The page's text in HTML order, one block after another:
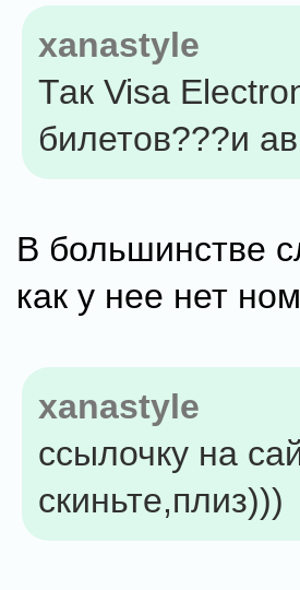
xanastyle
Так Visa
билетов???и
В большинстве
как у нее нет
xanastyle
ссылочку на
скиньте,плиз)))